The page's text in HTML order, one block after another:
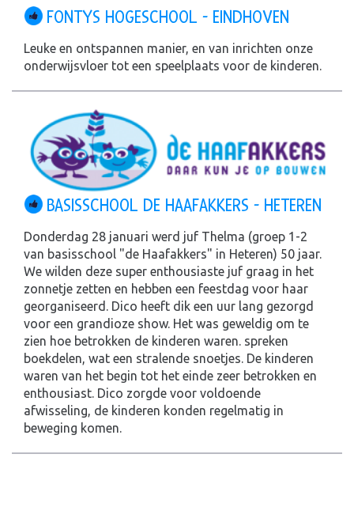
FONTYS HOGESCHOOL - EINDHOVEN
Leuke en ontspannen manier, en van inrichten onze
onderwijsvloer tot een speelplaats voor de kinderen.
BASISSCHOOL DE HAAFAKKERS - HETEREN
Donderdag 28 januari werd juf Thelma (groep 1-2
van basisschool "de Haafakkers" in Heteren) 50 jaar.
We wilden deze super enthousiaste juf graag in het
zonnetje zetten en hebben een feestdag voor haar
georganiseerd. Dico heeft dik een uur lang gezorgd
voor een grandioze show. Het was geweldig om te
zien hoe betrokken de kinderen waren. spreken
boekdelen, wat een stralende snoetjes. De kinderen
waren van het begin tot het einde zeer betrokken en
enthousiast. Dico zorgde voor voldoende
afwisseling, de kinderen konden regelmatig in
beweging komen.